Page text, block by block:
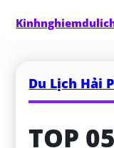
Du Lịch Hải
TOP